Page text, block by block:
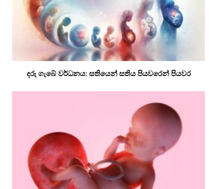
දරු ගැබේ වර්ධනය: සතියෙන් සතිය පියවරෙන් පියවර